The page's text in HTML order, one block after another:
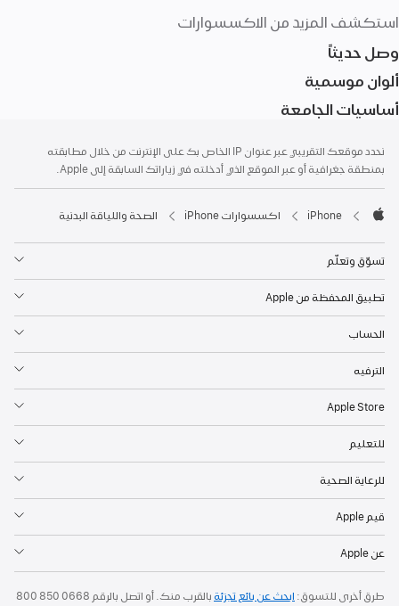
استكشف المزيد من الاكسسوارات
وصل حديثاً
ألوان موسمية
أساسيات الجامعة
نحدد موقعك التقريبي عبر عنوان IP الخاص بك على الإنترنت من خلال مطابقته
بمنطقة جغرافية أو عبر الموقع الذي أدخلته في زياراتك السابقة إلى Apple.
iPhone اكسسوارات iPhone‏ الصحة واللياقة البدنية
تسوّق وتعلّم
تطبيق المحفظة من Apple
الحساب
الترفيه
Apple Store
للتعليم
للرعاية الصحية
قيم Apple
عن Apple
طرق أخرى للتسوق: ابحث عن بائع تجزئة بالقرب منك. أو اتصل بالرقم 800 850 0668